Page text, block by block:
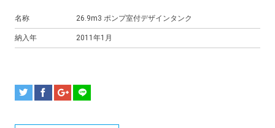
名称 26.9m3 ポンプ室付デザインタンク
納入年 2011年1月